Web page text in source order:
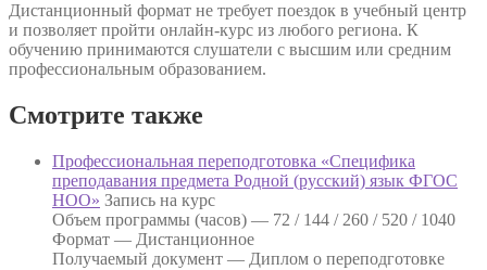
Дистанционный формат не требует поездок в учебный центр
и позволяет пройти онлайн-курс из любого региона. К
обучению принимаются слушатели с высшим или средним
профессиональным образованием.
Смотрите также
Профессиональная переподготовка «Специфика
преподавания предмета Родной (русский) язык ФГОС
НОО» Запись на курс
Объем программы (часов) — 72 / 144 / 260 / 520 / 1040
Формат — Дистанционное
Получаемый документ — Диплом о переподготовке